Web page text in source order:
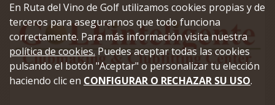
En Ruta del Vino de Golf utilizamos cookies propias y de
terceros para asegurarnos que todo funciona
correctamente. Para más información visita nuestra
política de cookies. Puedes aceptar todas las cookies
pulsando el botón "Aceptar" o personalizar tu elección
haciendo clic en CONFIGURAR O RECHAZAR SU USO.